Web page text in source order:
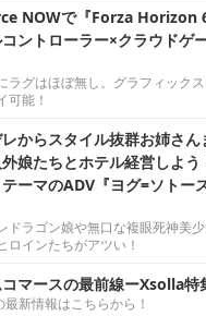
NOWで『Forza Horizon
ントローラー×クラウドゲ
ラグはほぼ無し。グラフィック
可能！
からスタイル抜群お姉さ
外娘たちとホテル経営しよ
ーマのADV『ヨグ=ソトー
ドラゴン娘や無口な複眼死神美
ロインたちがアツい！
マースの最前線ーXsolla特
最新情報はこちらから！